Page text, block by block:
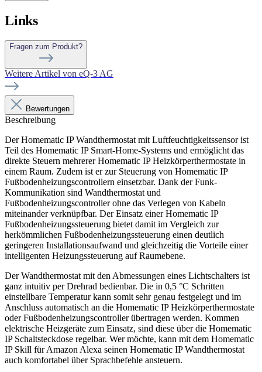
Links
Fragen zum Produkt?
Weitere Artikel von eQ-3 AG
Bewertungen
Beschreibung
Der Homematic IP Wandthermostat mit Luftfeuchtigkeitssensor ist
Teil des Homematic IP Smart-Home-Systems und ermöglicht das
direkte Steuern mehrerer Homematic IP Heizkörperthermostate in
einem Raum. Zudem ist er zur Steuerung von Homematic IP
Fußbodenheizungscontrollern einsetzbar. Dank der Funk-
Kommunikation sind Wandthermostat und
Fußbodenheizungscontroller ohne das Verlegen von Kabeln
miteinander verknüpfbar. Der Einsatz einer Homematic IP
Fußbodenheizungssteuerung bietet damit im Vergleich zur
herkömmlichen Fußbodenheizungssteuerung einen deutlich
geringeren Installationsaufwand und gleichzeitig die Vorteile einer
intelligenten Heizungssteuerung auf Raumebene.
Der Wandthermostat mit den Abmessungen eines Lichtschalters ist
ganz intuitiv per Drehrad bedienbar. Die in 0,5 °C Schritten
einstellbare Temperatur kann somit sehr genau festgelegt und im
Anschluss automatisch an die Homematic IP Heizkörperthermostate
oder Fußbodenheizungscontroller übertragen werden. Kommen
elektrische Heizgeräte zum Einsatz, sind diese über die Homematic
IP Schaltsteckdose regelbar. Wer möchte, kann mit dem Homematic
IP Skill für Amazon Alexa seinen Homematic IP Wandthermostat
auch komfortabel über Sprachbefehle ansteuern.